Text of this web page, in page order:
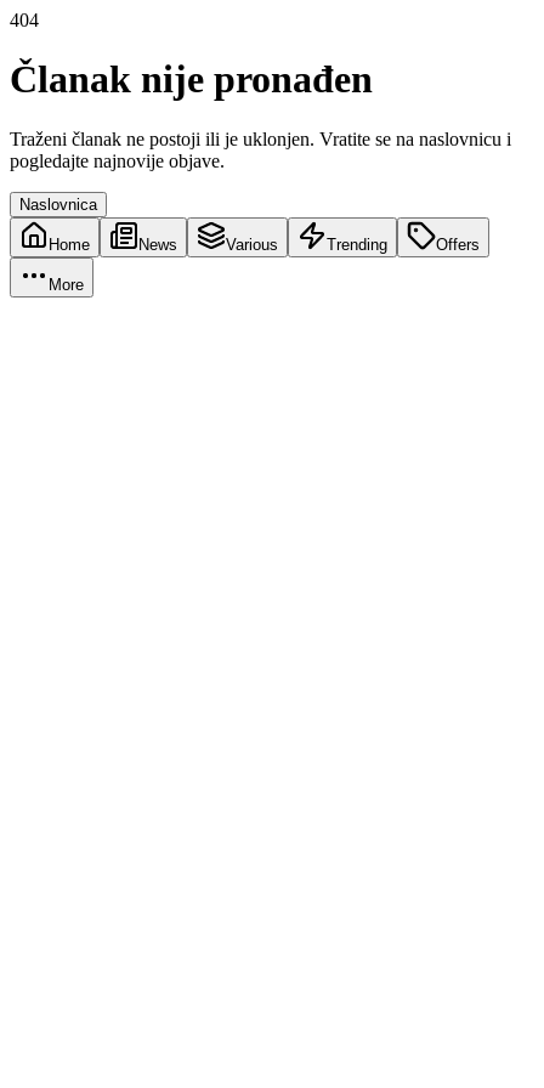
404
Članak nije pronađen
Traženi članak ne postoji ili je uklonjen. Vratite se na naslovnicu i
pogledajte najnovije objave.
Naslovnica
Home News Various Trending Offers
More